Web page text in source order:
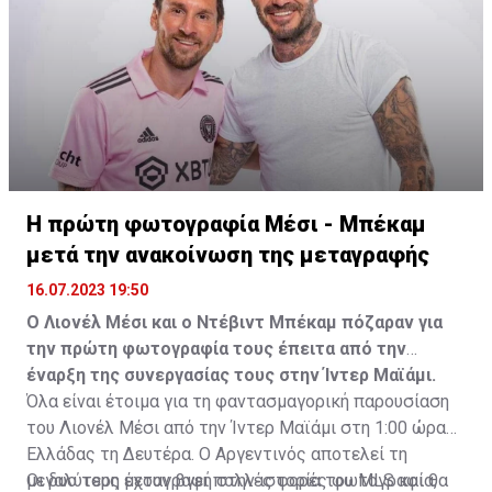
Η πρώτη φωτογραφία Μέσι - Μπέκαμ
μετά την ανακοίνωση της μεταγραφής
16.07.2023 19:50
Ο Λιονέλ Μέσι και ο Ντέβιντ Μπέκαμ πόζαραν για
την πρώτη φωτογραφία τους έπειτα από την
έναρξη της συνεργασίας τους στην Ίντερ Μαϊάμι.
Όλα είναι έτοιμα για τη φαντασμαγορική παρουσίαση
του Λιονέλ Μέσι από την Ίντερ Μαϊάμι στη 1:00 ώρα
Ελλάδας τη Δευτέρα. Ο Αργεντινός αποτελεί τη
μεγαλύτερη μεταγραφή στην ιστορία του MLS και θα
Οι δυο τους έχουν βγει πολλές φορές φωτογραφία,